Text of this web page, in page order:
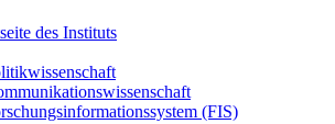
des Instituts
(FIS)